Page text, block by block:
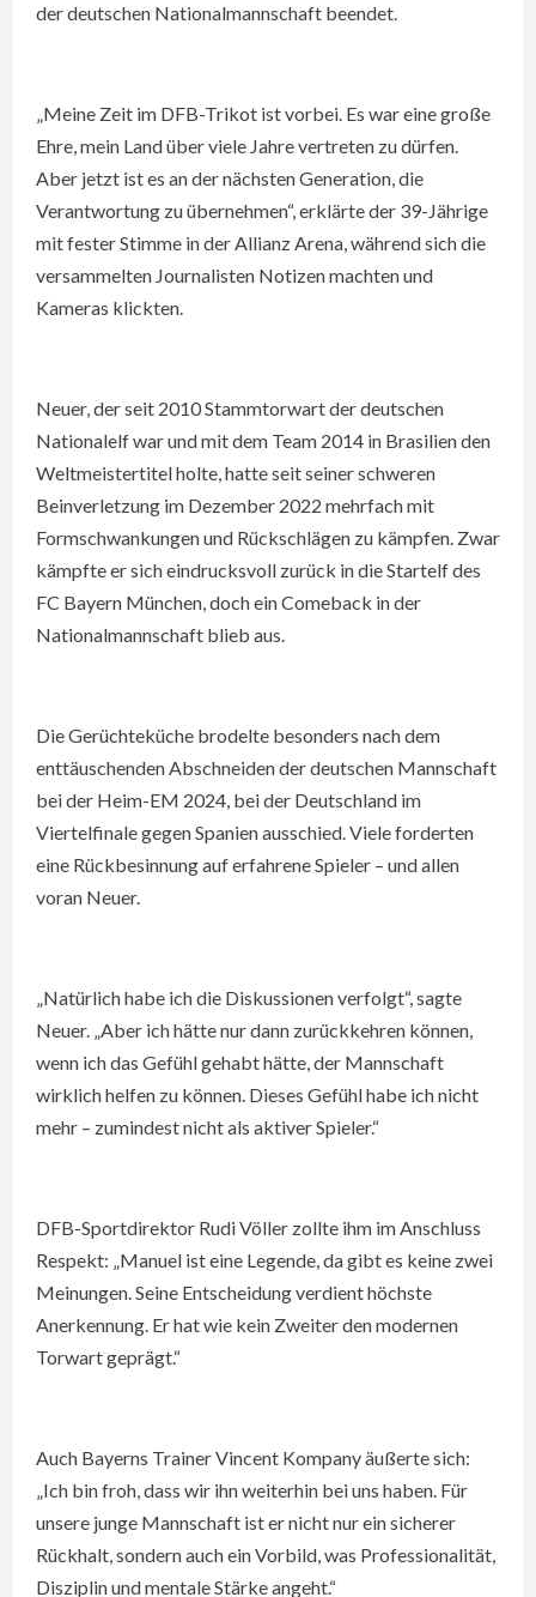
der deutschen Nationalmannschaft beendet.
„Meine Zeit im DFB-Trikot ist vorbei. Es war eine große
Ehre, mein Land über viele Jahre vertreten zu dürfen.
Aber jetzt ist es an der nächsten Generation, die
Verantwortung zu übernehmen“, erklärte der 39-Jährige
mit fester Stimme in der Allianz Arena, während sich die
versammelten Journalisten Notizen machten und
Kameras klickten.
Neuer, der seit 2010 Stammtorwart der deutschen
Nationalelf war und mit dem Team 2014 in Brasilien den
Weltmeistertitel holte, hatte seit seiner schweren
Beinverletzung im Dezember 2022 mehrfach mit
Formschwankungen und Rückschlägen zu kämpfen. Zwar
kämpfte er sich eindrucksvoll zurück in die Startelf des
FC Bayern München, doch ein Comeback in der
Nationalmannschaft blieb aus.
Die Gerüchteküche brodelte besonders nach dem
enttäuschenden Abschneiden der deutschen Mannschaft
bei der Heim-EM 2024, bei der Deutschland im
Viertelfinale gegen Spanien ausschied. Viele forderten
eine Rückbesinnung auf erfahrene Spieler – und allen
voran Neuer.
„Natürlich habe ich die Diskussionen verfolgt“, sagte
Neuer. „Aber ich hätte nur dann zurückkehren können,
wenn ich das Gefühl gehabt hätte, der Mannschaft
wirklich helfen zu können. Dieses Gefühl habe ich nicht
mehr – zumindest nicht als aktiver Spieler.“
DFB-Sportdirektor Rudi Völler zollte ihm im Anschluss
Respekt: „Manuel ist eine Legende, da gibt es keine zwei
Meinungen. Seine Entscheidung verdient höchste
Anerkennung. Er hat wie kein Zweiter den modernen
Torwart geprägt.“
Auch Bayerns Trainer Vincent Kompany äußerte sich:
„Ich bin froh, dass wir ihn weiterhin bei uns haben. Für
unsere junge Mannschaft ist er nicht nur ein sicherer
Rückhalt, sondern auch ein Vorbild, was Professionalität,
Disziplin und mentale Stärke angeht.“